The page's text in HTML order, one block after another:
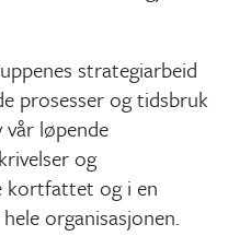
strategiarbeid
prosesser og tidsbruk
løpende
og
kortfattet og i en
organisasjonen.